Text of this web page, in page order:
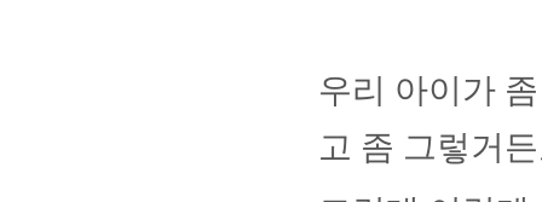
우리 아이가
고 좀 그렇거